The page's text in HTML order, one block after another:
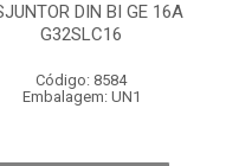
DIN BI GE 16A
G32SLC16
Código: 8584
Embalagem: UN1